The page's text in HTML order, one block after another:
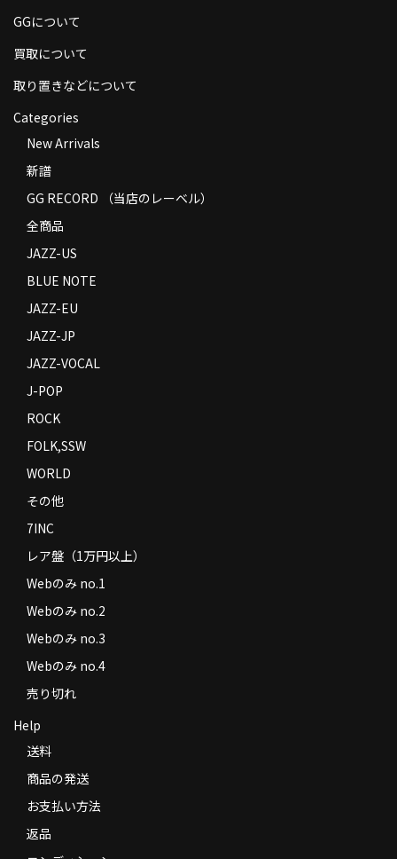
GGについて
買取について
取り置きなどについて
Categories
New Arrivals
新譜
GG RECORD （当店のレーベル）
全商品
JAZZ-US
BLUE NOTE
JAZZ-EU
JAZZ-JP
JAZZ-VOCAL
J-POP
ROCK
FOLK,SSW
WORLD
その他
7INC
レア盤（1万円以上）
Webのみ no.1
Webのみ no.2
Webのみ no.3
Webのみ no.4
売り切れ
Help
送料
商品の発送
お支払い方法
返品